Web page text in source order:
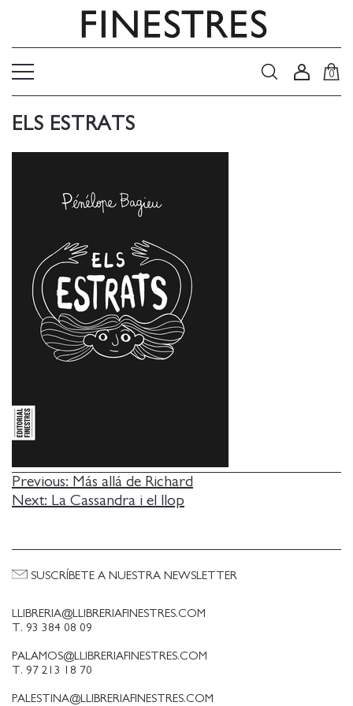
0
ELS ESTRATS
NAVEGACIÓN
DE
Previous: Más allá de Richard
Next: La Cassandra i el llop
LLIBRERIA@LLIBRERIAFINESTRES.COM
T. 93 384 08 09
PALAMOS@LLIBRERIAFINESTRES.COM
T. 97 213 18 70
PALESTINA@LLIBRERIAFINESTRES.COM
SUSCRÍBETE A NUESTRA NEWSLETTER